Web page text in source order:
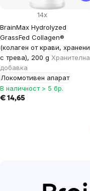
BrainMax Hydrolyzed
GrassFed Collagen®
(колаген от крави, хранени
с трева), 200 g Хранителна
добавка
Локомотивен апарат
14x
В наличност > 5 бр.
€ 14,65